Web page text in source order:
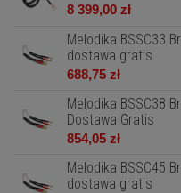
8 399,00 zł
Melodika BSSC33
dostawa gratis
688,75 zł
Melodika BSSC38
Dostawa Gratis
854,05 zł
Melodika BSSC45
dostawa gratis